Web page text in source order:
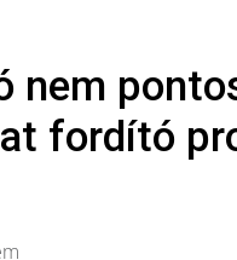
nem
fordító